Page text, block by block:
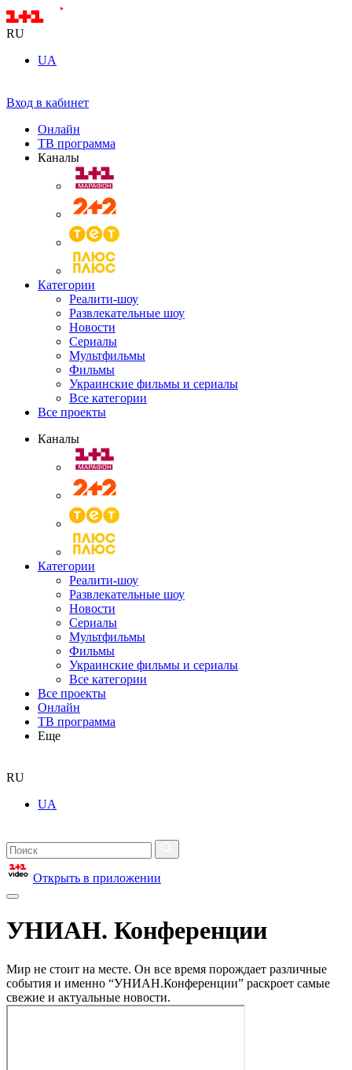
RU
UA
Вход в кабинет
Онлайн
ТВ программа
Каналы
Категории
Реалити-шоу
Развлекательные шоу
Новости
Сериалы
Мультфильмы
Фильмы
Украинские фильмы и сериалы
Все категории
Все проекты
Каналы
Категории
Реалити-шоу
Развлекательные шоу
Новости
Сериалы
Мультфильмы
Фильмы
Украинские фильмы и сериалы
Все категории
Все проекты
Онлайн
ТВ программа
Еще
RU
UA
Открыть в приложении
УНИАН. Конференции
Мир не стоит на месте. Он все время порождает различные
события и именно “УНИАН.Конференции” раскроет самые
свежие и актуальные новости.